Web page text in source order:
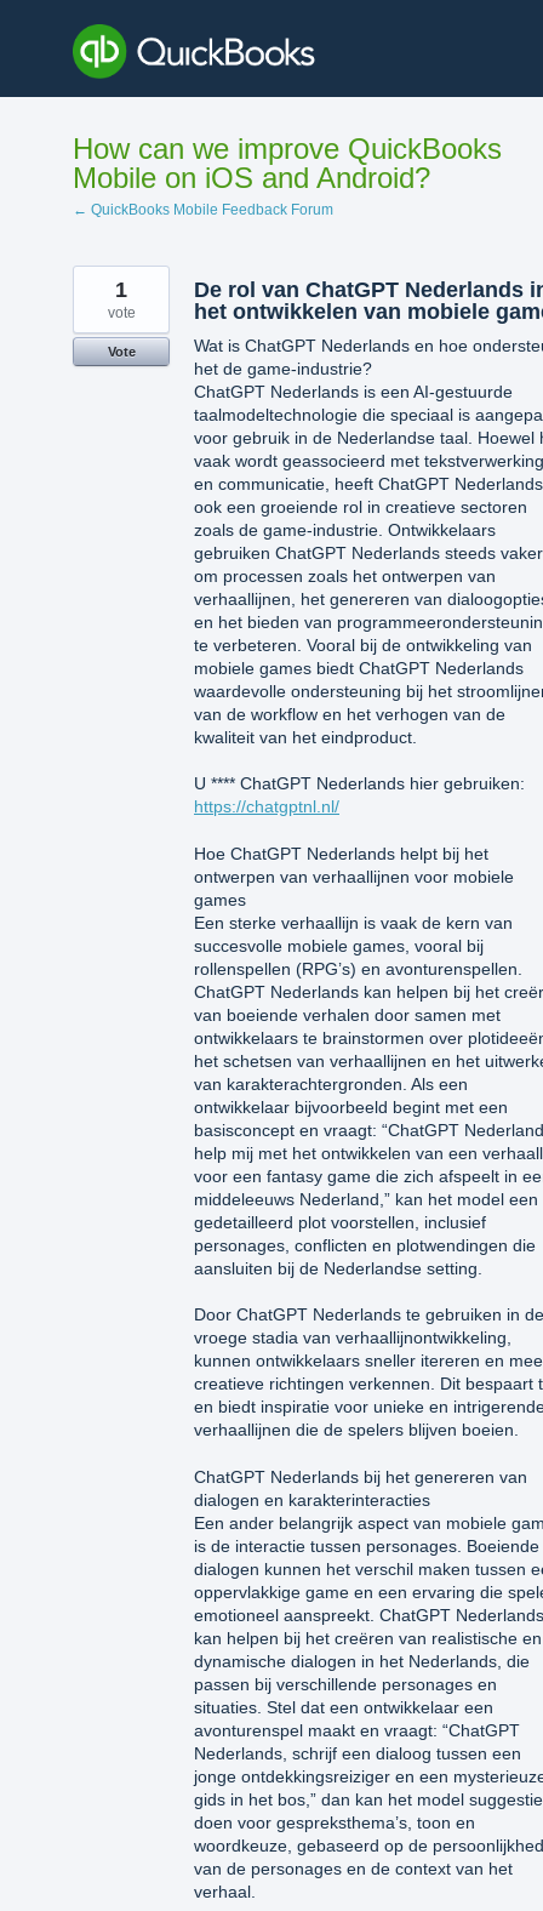
content
How can we improve QuickBooks
Mobile on iOS and Android?
← QuickBooks Mobile Feedback Forum
De rol van ChatGPT Nederlands
het ontwikkelen van mobiele
Wat is ChatGPT Nederlands en hoe
het de game-industrie?
ChatGPT Nederlands is een AI-gestuurde
taalmodeltechnologie die speciaal is
voor gebruik in de Nederlandse taal. Hoewel
vaak wordt geassocieerd met tekstverwerking
en communicatie, heeft ChatGPT Nederlands
ook een groeiende rol in creatieve sectoren
zoals de game-industrie. Ontwikkelaars
gebruiken ChatGPT Nederlands steeds vaker
om processen zoals het ontwerpen van
verhaallijnen, het genereren van
en het bieden van
te verbeteren. Vooral bij de ontwikkeling van
mobiele games biedt ChatGPT Nederlands
waardevolle ondersteuning bij het
van de workflow en het verhogen van de
kwaliteit van het eindproduct.
U **** ChatGPT Nederlands hier gebruiken:
https://chatgptnl.nl/
Hoe ChatGPT Nederlands helpt bij het
ontwerpen van verhaallijnen voor mobiele
games
Een sterke verhaallijn is vaak de kern van
succesvolle mobiele games, vooral bij
rollenspellen (RPG’s) en avonturenspellen.
ChatGPT Nederlands kan helpen bij het
van boeiende verhalen door samen met
ontwikkelaars te brainstormen over
het schetsen van verhaallijnen en het
van karakterachtergronden. Als een
ontwikkelaar bijvoorbeeld begint met een
basisconcept en vraagt: “ChatGPT
help mij met het ontwikkelen van een
voor een fantasy game die zich afspeelt in
middeleeuws Nederland,” kan het model een
gedetailleerd plot voorstellen, inclusief
personages, conflicten en plotwendingen die
aansluiten bij de Nederlandse setting.
Door ChatGPT Nederlands te gebruiken in de
vroege stadia van verhaallijnontwikkeling,
kunnen ontwikkelaars sneller itereren en
creatieve richtingen verkennen. Dit bespaart
en biedt inspiratie voor unieke en
verhaallijnen die de spelers blijven boeien.
ChatGPT Nederlands bij het genereren van
dialogen en karakterinteracties
Een ander belangrijk aspect van mobiele
is de interactie tussen personages. Boeiende
dialogen kunnen het verschil maken tussen
oppervlakkige game en een ervaring die
emotioneel aanspreekt. ChatGPT Nederlands
kan helpen bij het creëren van realistische en
dynamische dialogen in het Nederlands, die
passen bij verschillende personages en
situaties. Stel dat een ontwikkelaar een
avonturenspel maakt en vraagt: “ChatGPT
Nederlands, schrijf een dialoog tussen een
jonge ontdekkingsreiziger en een
gids in het bos,” dan kan het model
doen voor gespreksthema’s, toon en
woordkeuze, gebaseerd op de
van de personages en de context van het
verhaal.
1
vote
Vote